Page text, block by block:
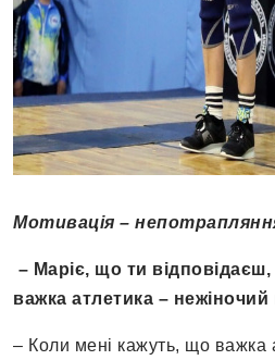
Мотивація –
– Маріє, що ти
важка атлетика –
– Коли мені кажуть, що важка